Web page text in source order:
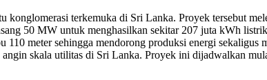
terkemuka di Sri Lanka. Proyek tersebut
50 MW untuk menghasilkan sekitar 207 juta kWh
meter sehingga mendorong produksi energi sekaligus
skala utilitas di Sri Lanka. Proyek ini dijadwalkan